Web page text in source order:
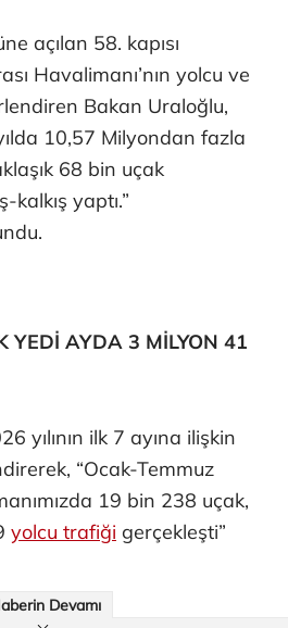
açılan 58. kapısı
Havalimanı’nın yolcu ve
Bakan Uraloğlu,
10,57 Milyondan fazla
68 bin uçak
kalkış yaptı.”
YEDİ AYDA 3 MİLYON 41
yılının ilk 7 ayına ilişkin
“Ocak-Temmuz
19 bin 238 uçak,
yolcu trafiği gerçekleşti”
Devamı